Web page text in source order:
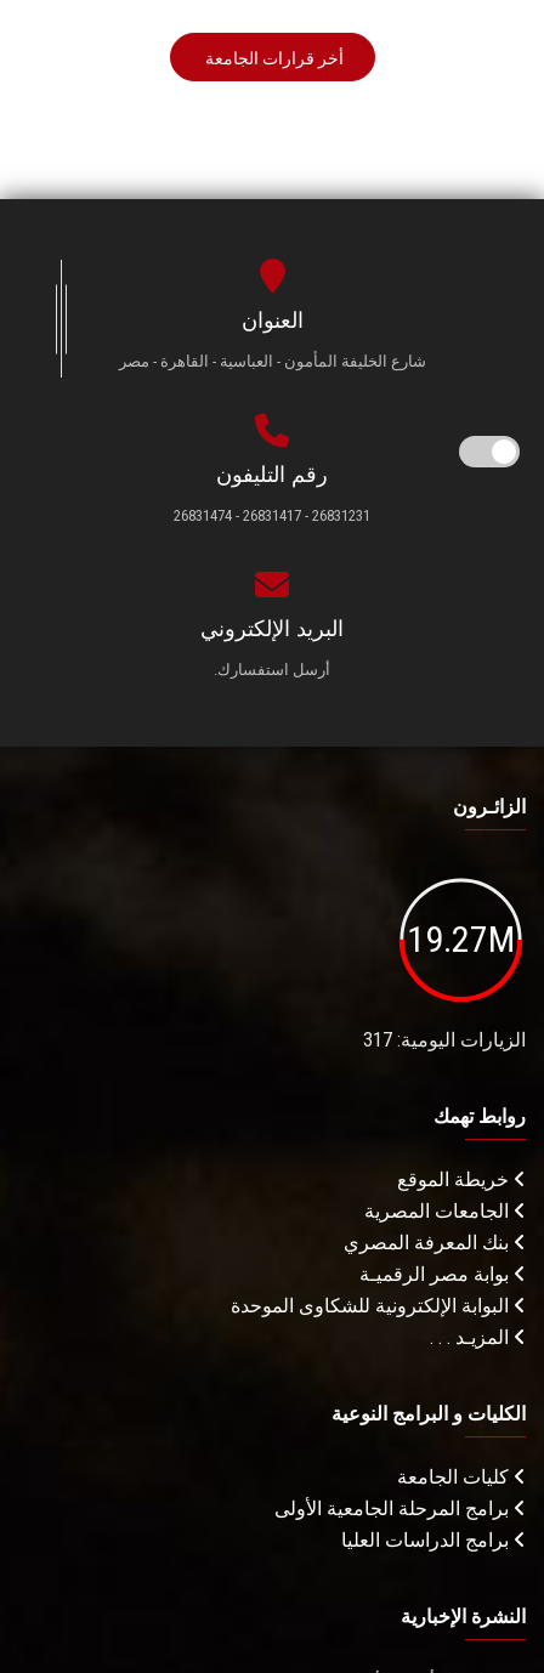
أخر قرارات الجامعة
العنوان
شارع الخليفة المأمون - العباسية - القاهرة - مصر
رقم التليفون
26831231 - 26831417 - 26831474
البريد الإلكتروني
أرسل استفسارك.
الزائـرون
19.27M
الزيارات اليومية: 317
روابط تهمك
خريطة الموقع
الجامعات المصرية
بنك المعرفة المصري
بوابة مصر الرقميـة
البوابة الإلكترونية للشكاوى الموحدة
المزيـد . . .
الكليات و البرامج النوعية
كليات الجامعة
برامج المرحلة الجامعية الأولى
برامج الدراسات العليا
النشرة الإخبارية